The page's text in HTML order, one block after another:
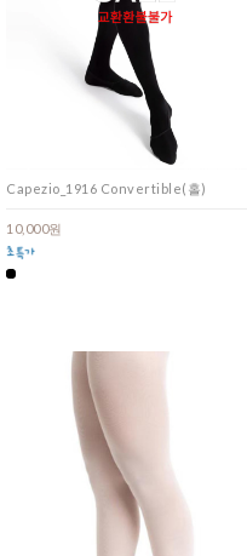
Capezio_1916 Convertible(홀)
10,000원